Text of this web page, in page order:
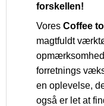
forskellen!
Vores Coffee
magtfuldt
forretnings
en oplevelse,
også er let at